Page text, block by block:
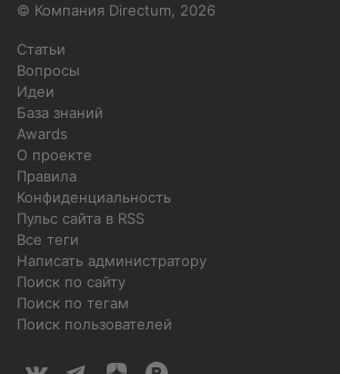
© Компания Directum, 2026
Статьи
Вопросы
Идеи
База знаний
Awards
О проекте
Правила
Конфиденциальность
Пульс сайта в RSS
Все теги
Написать администратору
Поиск по сайту
Поиск по тегам
Поиск пользователей